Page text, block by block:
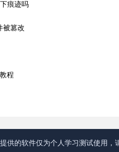
痕迹吗
被篡改
程
供的软件仅为个人学习测试使用，